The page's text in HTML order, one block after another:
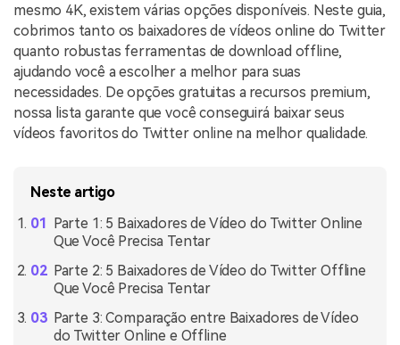
mesmo 4K, existem várias opções disponíveis. Neste guia,
cobrimos tanto os baixadores de vídeos online do Twitter
quanto robustas ferramentas de download offline,
ajudando você a escolher a melhor para suas
necessidades. De opções gratuitas a recursos premium,
nossa lista garante que você conseguirá baixar seus
vídeos favoritos do Twitter online na melhor qualidade.
Neste artigo
Parte 1: 5 Baixadores de Vídeo do Twitter Online
Que Você Precisa Tentar
Parte 2: 5 Baixadores de Vídeo do Twitter Offline
Que Você Precisa Tentar
Parte 3: Comparação entre Baixadores de Vídeo
do Twitter Online e Offline